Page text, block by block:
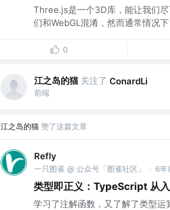
Three.js是一个3D库，能让我们
们和WebGL混淆，然而通常情况
0
江之岛的猫 关注了 ConardLi
前端
江之岛的猫 赞了这篇文章
Refly
一只图雀 @ 公众号「图雀社区」 · 6年
类型即正义：TypeScript 从
学习了注解函数，又了解了类型